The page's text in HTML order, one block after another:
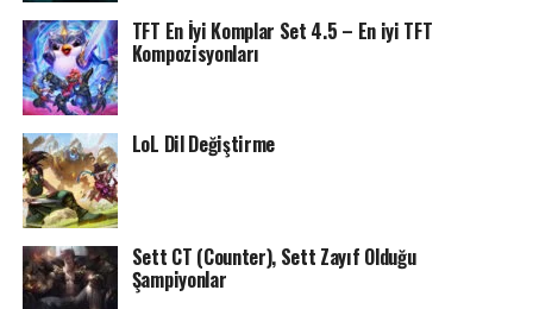
TFT En İyi Komplar Set 4.5 – En iyi TFT
Kompozisyonları
LoL Dil Değiştirme
Sett CT (Counter), Sett Zayıf Olduğu
Şampiyonlar